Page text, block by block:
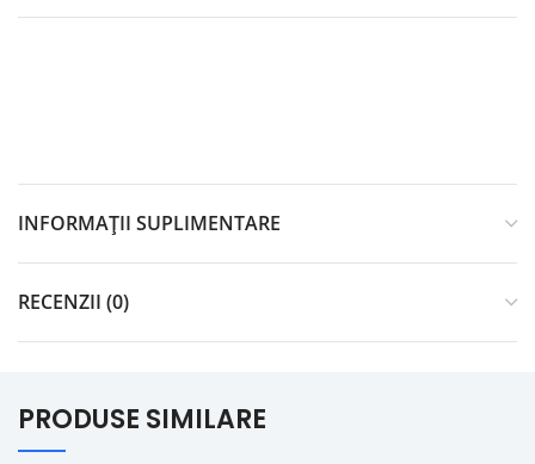
INFORMAȚII SUPLIMENTARE
RECENZII (0)
PRODUSE SIMILARE